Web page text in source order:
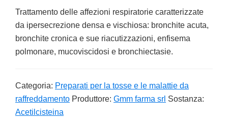
Trattamento delle affezioni respiratorie caratterizzate
da ipersecrezione densa e vischiosa: bronchite acuta,
bronchite cronica e sue riacutizzazioni, enfisema
polmonare, mucoviscidosi e bronchiectasie.
Categoria: Preparati per la tosse e le malattie da
raffreddamento Produttore: Gmm farma srl Sostanza:
Acetilcisteina